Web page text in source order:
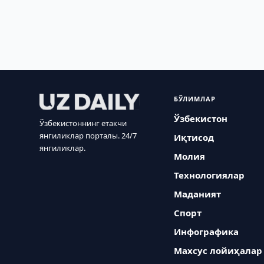
Ўзбекистоннинг етакчи
янгиликлар порталы. 24/7
янгиликлар.
БЎЛИМЛАР
Ўзбекистон
Иқтисод
Молия
Технологиялар
Маданият
Спорт
Инфографика
Махсус лойиҳалар